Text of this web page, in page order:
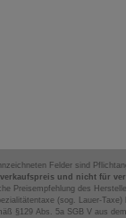
Felder sind
und nicht für
Preisempfehlung des
(sog. Lauer-
§129 Abs. 5a SGB V aus